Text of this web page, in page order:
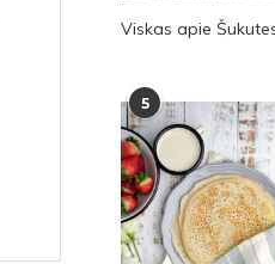
Viskas apie
5